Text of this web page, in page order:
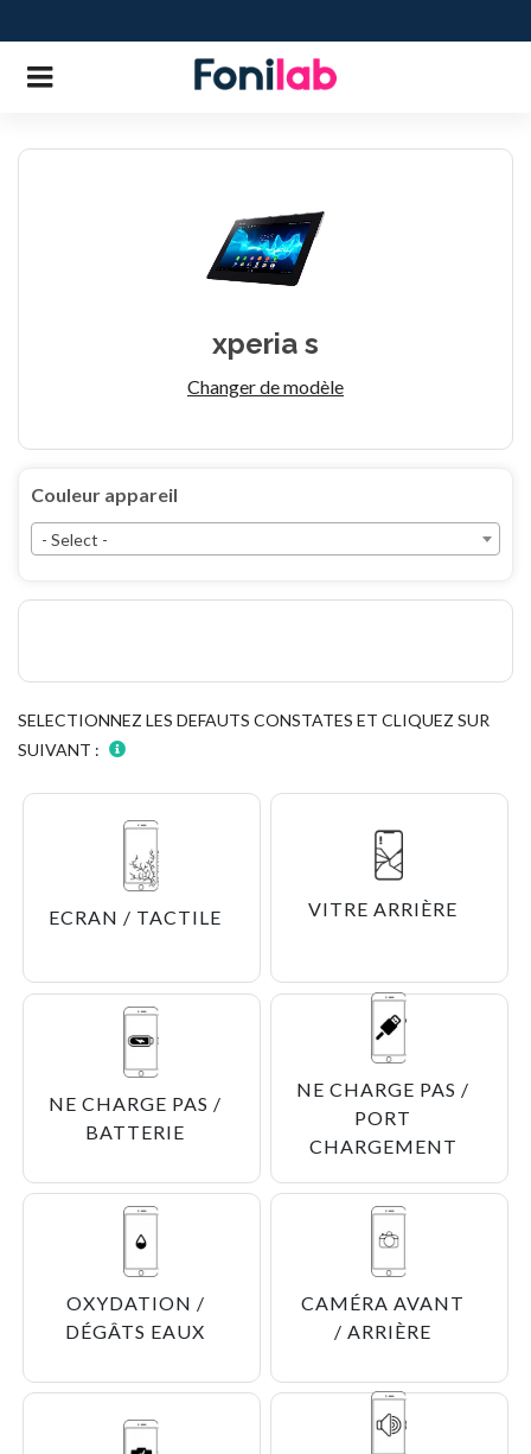
xperia s
Changer de modèle
Couleur appareil
- Select -
SELECTIONNEZ LES DEFAUTS CONSTATES ET CLIQUEZ SUR
SUIVANT :
ECRAN / TACTILE VITRE ARRIÈRE
NE CHARGE PAS /
BATTERIE
NE CHARGE PAS /
PORT
CHARGEMENT
OXYDATION /
DÉGÂTS EAUX
CAMÉRA AVANT
/ ARRIÈRE